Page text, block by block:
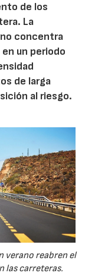
de los
La
concentra
un periodo
de larga
al riesgo.
verano reabren el
las carreteras.